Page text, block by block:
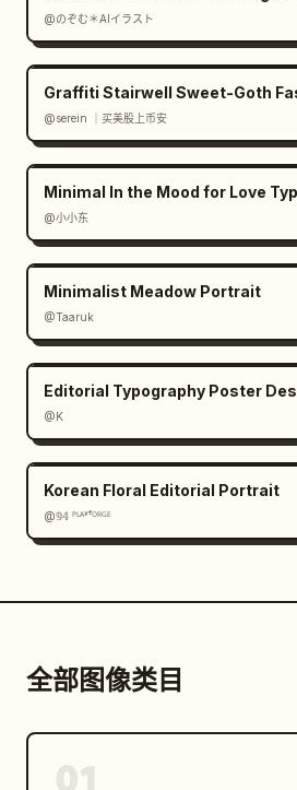
@のぞむ＊AIイラスト
Graffiti Stairwell Sweet-Goth
@serein ｜买美股上币安
Minimal In the Mood for Love
@小小东
Minimalist Meadow Portrait
@Taaruk
Editorial Typography Poster
@K
Korean Floral Editorial Portrait
@𝟡𝟜 ᴾᴸᴬʸᶠᴼᴿᴳᴱ
全部图像类目